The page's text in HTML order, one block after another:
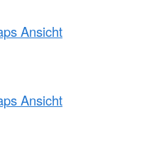
Ansicht
Ansicht